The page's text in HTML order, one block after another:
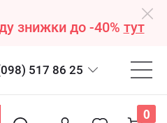
знижки до -40% тут
517 86 25
0